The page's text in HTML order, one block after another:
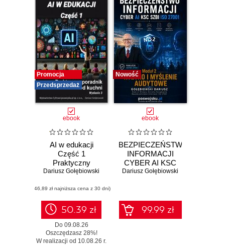
Promocja
Przedsprzedaż
ebook
AI w edukacji
Część 1
Praktyczny
poradnik od
edukatorów i
edukatorek
Dariusz Gołębiowski
(46,89 zł najniższa cena z 30 dni)
50.39 zł
Do 09.08.26
Oszczędzasz 28%!
W realizacji od 10.08.26 r.
Nowość
ebook
BEZPIECZEŃSTWO
INFORMACJI
CYBER AI KSC
SZBI ISO 27001
Dariusz Gołębiowski
99.99 zł